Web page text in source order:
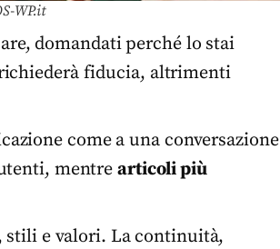
WP.it
domandati perché lo stai
fiducia, altrimenti
come a una conversazione
mentrearticoli più
stili e valori. La continuità,